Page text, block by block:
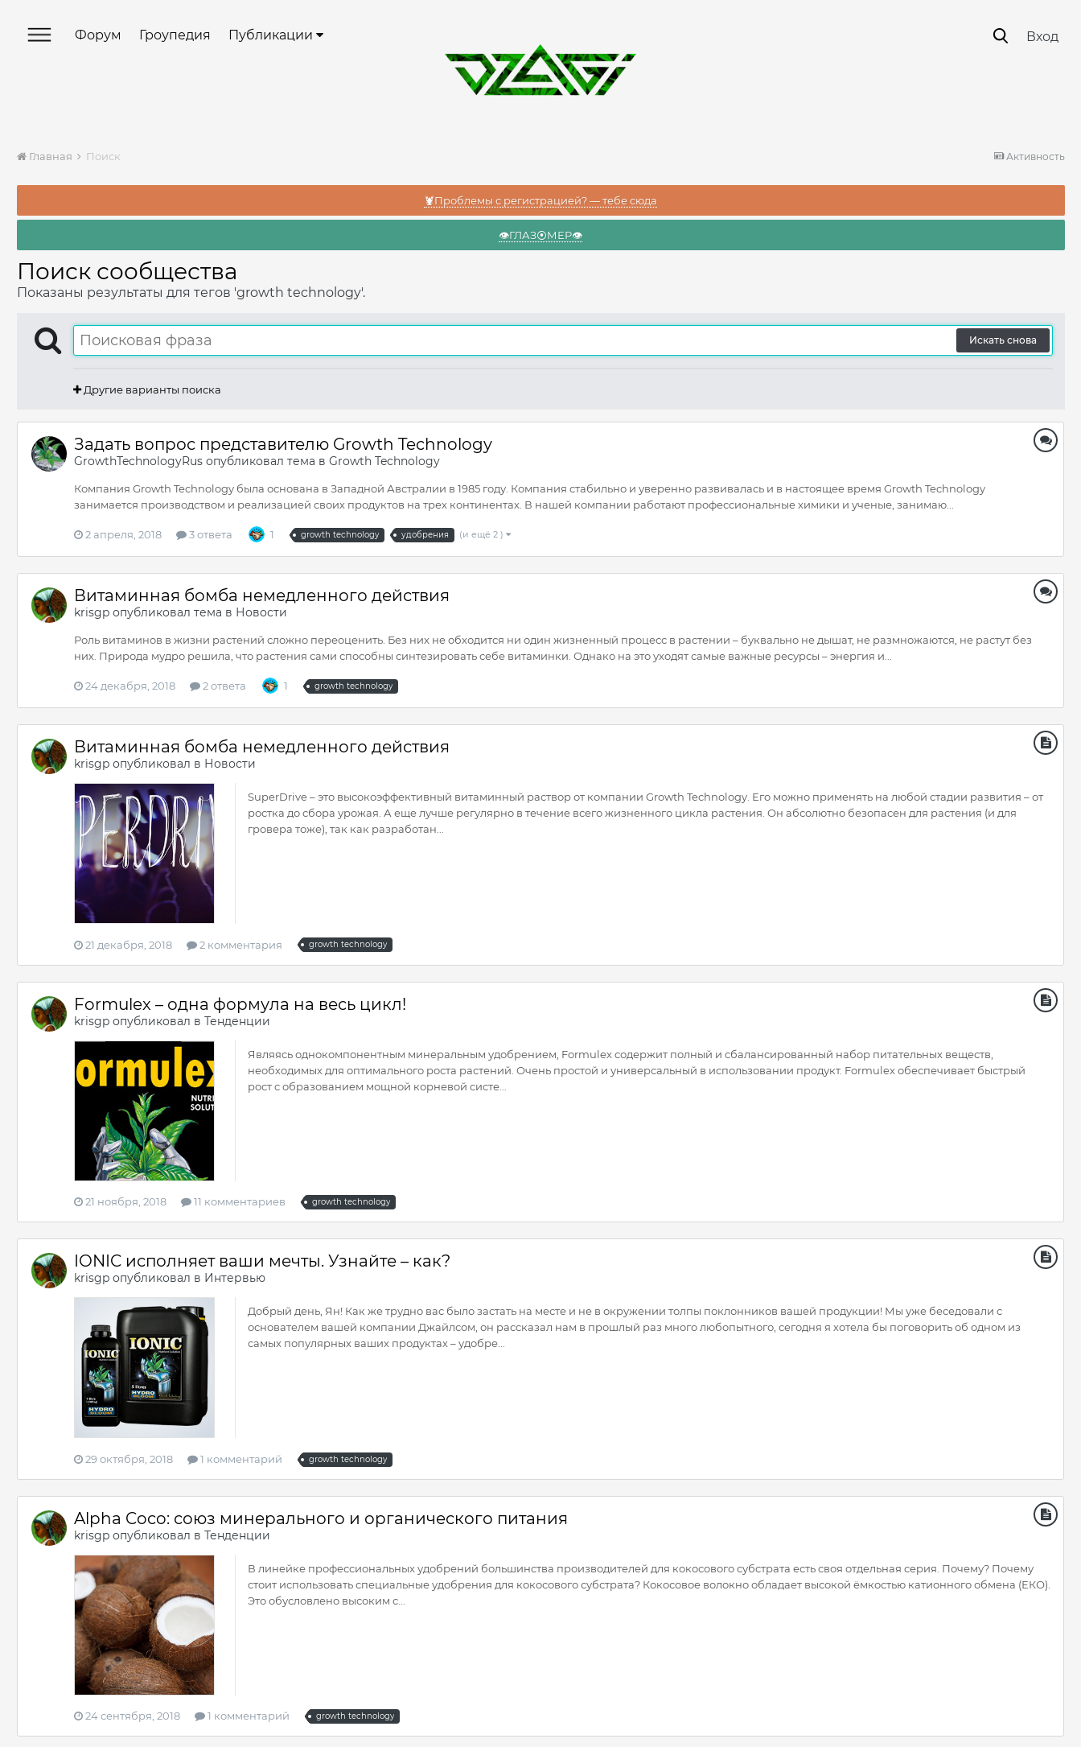
Форум Гроупедия Публикации Вход
Активность
Главная Поиск
🦞Проблемы с регистрацией? — тебе сюда
👁️ГЛАЗ⦿МЕР👁️
Поиск сообщества
Показаны результаты для тегов 'growth technology'.
Искать снова
Другие варианты поиска
Задать вопрос представителю Growth Technology
GrowthTechnologyRus опубликовал тема в Growth Technology
Компания Growth Technology была основана в Западной Австралии в 1985 году. Компания стабильно и уверенно развивалась и в настоящее время Growth Technology
занимается производством и реализацией своих продуктов на трех континентах. В нашей компании работают профессиональные химики и ученые, занимаю...
2 апреля, 2018 3 ответа 1 growth technology удобрения (и ещё 2 )
Витаминная бомба немедленного действия
krisgp опубликовал тема в Новости
Роль витаминов в жизни растений сложно переоценить. Без них не обходится ни один жизненный процесс в растении – буквально не дышат, не размножаются, не растут без
них. Природа мудро решила, что растения сами способны синтезировать себе витаминки. Однако на это уходят самые важные ресурсы – энергия и...
24 декабря, 2018 2 ответа 1 growth technology
Витаминная бомба немедленного действия
krisgp опубликовал в Новости
SuperDrive – это высокоэффективный витаминный раствор от компании Growth Technology. Его можно применять на любой стадии развития – от
ростка до сбора урожая. А еще лучше регулярно в течение всего жизненного цикла растения. Он абсолютно безопасен для растения (и для
гровера тоже), так как разработан...
21 декабря, 2018 2 комментария growth technology
Formulex – одна формула на весь цикл!
krisgp опубликовал в Тенденции
Являясь однокомпонентным минеральным удобрением, Formulex содержит полный и сбалансированный набор питательных веществ,
необходимых для оптимального роста растений. Очень простой и универсальный в использовании продукт. Formulex обеспечивает быстрый
рост с образованием мощной корневой систе...
21 ноября, 2018 11 комментариев growth technology
IONIC исполняет ваши мечты. Узнайте – как?
krisgp опубликовал в Интервью
Добрый день, Ян! Как же трудно вас было застать на месте и не в окружении толпы поклонников вашей продукции! Мы уже беседовали с
основателем вашей компании Джайлсом, он рассказал нам в прошлый раз много любопытного, сегодня я хотела бы поговорить об одном из
самых популярных ваших продуктах – удобре...
29 октября, 2018 1 комментарий growth technology
Alpha Coco: союз минерального и органического питания
krisgp опубликовал в Тенденции
В линейке профессиональных удобрений большинства производителей для кокосового субстрата есть своя отдельная серия. Почему? Почему
стоит использовать специальные удобрения для кокосового субстрата? Кокосовое волокно обладает высокой ёмкостью катионного обмена (ЕКО).
Это обусловлено высоким с...
24 сентября, 2018 1 комментарий growth technology